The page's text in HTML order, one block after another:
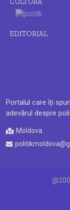
Portalul care îți
adevărul despre
Moldova
EDITORIAL